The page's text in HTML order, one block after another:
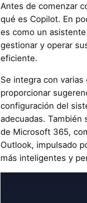
Antes de comenzar
qué es Copilot. En
es como un
gestionar y operar
eficiente.
Se integra con
proporcionar
configuración del
adecuadas. También
de Microsoft 365,
Outlook, impulsado
más inteligentes y